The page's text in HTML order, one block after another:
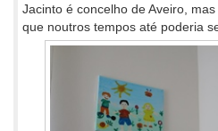
Jacinto é concelho de Aveiro,
que noutros tempos até poderia